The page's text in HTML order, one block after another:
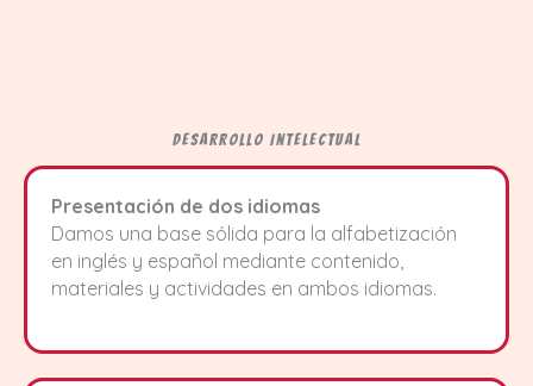
Desarrollo Intelectual
Presentación de dos idiomas
Damos una base sólida para la alfabetización
en inglés y español mediante contenido,
materiales y actividades en ambos idiomas.